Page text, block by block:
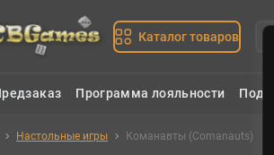
Каталог товаров
Программа лояльности
Настольные игры Команавты (Comanauts)